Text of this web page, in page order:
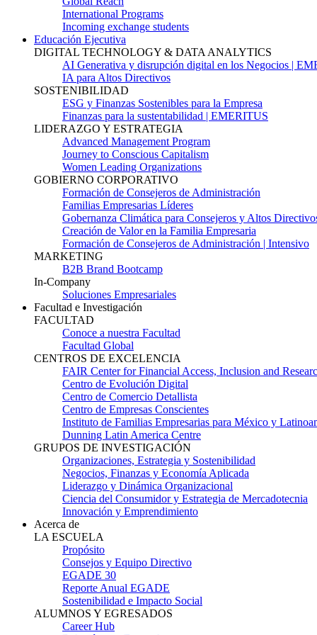
International Programs
Incoming exchange students
Educación Ejecutiva
DIGITAL TECHNOLOGY & DATA ANALYTICS
AI Generativa y disrupción digital en los Negocios |
IA para Altos Directivos
SOSTENIBILIDAD
ESG y Finanzas Sostenibles para la Empresa
Finanzas para la sustentabilidad | EMERITUS
LIDERAZGO Y ESTRATEGIA
Advanced Management Program
Journey to Conscious Capitalism
Women Leading Organizations
GOBIERNO CORPORATIVO
Formación de Consejeros de Administración
Familias Empresarias Líderes
Gobernanza Climática para Consejeros y Altos
Creación de Valor en la Familia Empresaria
Formación de Consejeros de Administración | Intensivo
MARKETING
B2B Brand Bootcamp
In-Company
Soluciones Empresariales
Facultad e Investigación
FACULTAD
Conoce a nuestra Facultad
Facultad Global
CENTROS DE EXCELENCIA
FAIR Center for Financial Access, Inclusion and
Centro de Evolución Digital
Centro de Comercio Detallista
Centro de Empresas Conscientes
Instituto de Familias Empresarias para México y
Dunning Latin America Centre
GRUPOS DE INVESTIGACIÓN
Organizaciones, Estrategia y Sostenibilidad
Negocios, Finanzas y Economía Aplicada
Liderazgo y Dinámica Organizacional
Ciencia del Consumidor y Estrategia de Mercadotecnia
Innovación y Emprendimiento
Acerca de
LA ESCUELA
Propósito
Consejos y Equipo Directivo
EGADE 30
Reporte Anual EGADE
Sostenibilidad e Impacto Social
ALUMNOS Y EGRESADOS
Career Hub